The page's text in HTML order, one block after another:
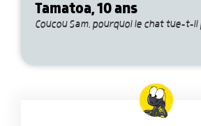
Tamatoa, 10 ans
Coucou Sam, pourquoi le chat tue-t-